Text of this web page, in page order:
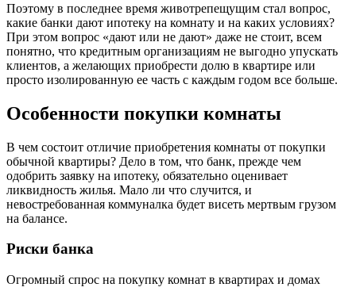
Поэтому в последнее время животрепещущим стал вопрос,
какие банки дают ипотеку на комнату и на каких условиях?
При этом вопрос «дают или не дают» даже не стоит, всем
понятно, что кредитным организациям не выгодно упускать
клиентов, а желающих приобрести долю в квартире или
просто изолированную ее часть с каждым годом все больше.
Особенности покупки комнаты
В чем состоит отличие приобретения комнаты от покупки
обычной квартиры? Дело в том, что банк, прежде чем
одобрить заявку на ипотеку, обязательно оценивает
ликвидность жилья. Мало ли что случится, и
невостребованная коммуналка будет висеть мертвым грузом
на балансе.
Риски банка
Огромный спрос на покупку комнат в квартирах и домах